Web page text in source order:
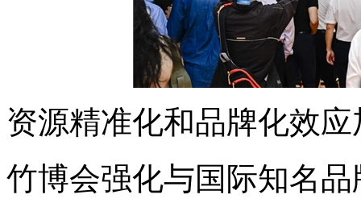
资源精准化和品牌化效
竹博会强化与国际知名